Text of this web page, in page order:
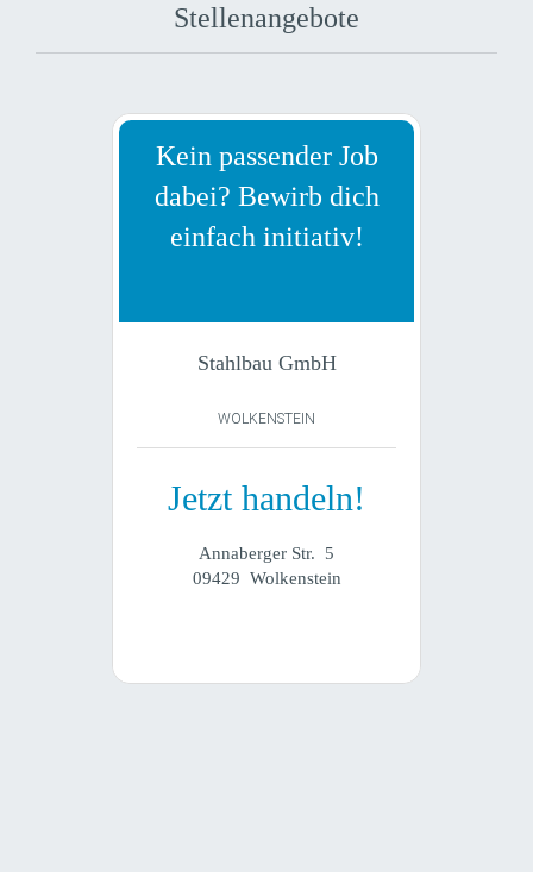
Stellenangebote
Kein passender Job
dabei? Bewirb dich
einfach initiativ!
Stahlbau GmbH
WOLKENSTEIN
Jetzt handeln!
Annaberger Str. 5
09429 Wolkenstein